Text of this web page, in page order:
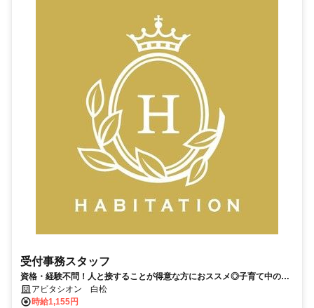
受付事務スタッフ
資格・経験不問！人と接することが得意な方におススメ◎子育て中の方
も多く、育児や家庭との両立も心配ナシ
アビタシオン 白松
時給1,155円